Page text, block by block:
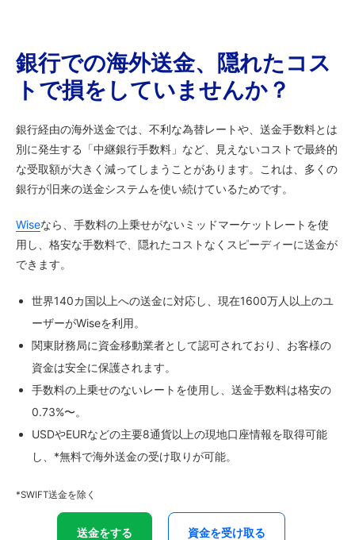
銀行での海外送金、隠れたコス
トで損をしていませんか？
銀行経由の海外送金では、不利な為替レートや、送金手数料とは
別に発生する「中継銀行手数料」など、見えないコストで最終的
な受取額が大きく減ってしまうことがあります。これは、多くの
銀行が旧来の送金システムを使い続けているためです。
Wiseなら、手数料の上乗せがないミッドマーケットレートを使
用し、格安な手数料で、隠れたコストなくスピーディーに送金が
できます。
世界140カ国以上への送金に対応し、現在1600万人以上のユ
ーザーがWiseを利用。
関東財務局に資金移動業者として認可されており、お客様の
資金は安全に保護されます。
手数料の上乗せのないレートを使用し、送金手数料は格安の
0.73%〜。
USDやEURなどの主要8通貨以上の現地口座情報を取得可能
し、*無料で海外送金の受け取りが可能。
*SWIFT送金を除く
送金をする 資金を受け取る